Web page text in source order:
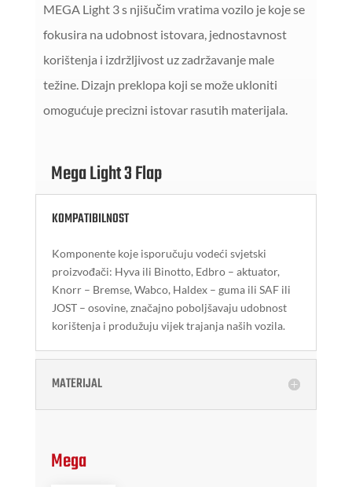
MEGA Light 3 s njišučim vratima vozilo je koje se
fokusira na udobnost istovara, jednostavnost
korištenja i izdržljivost uz zadržavanje male
težine. Dizajn preklopa koji se može ukloniti
omogućuje precizni istovar rasutih materijala.
Mega Light 3 Flap
KOMPATIBILNOST
Komponente koje isporučuju vodeći svjetski
proizvođači: Hyva ili Binotto, Edbro – aktuator,
Knorr – Bremse, Wabco, Haldex – guma ili SAF ili
JOST – osovine, značajno poboljšavaju udobnost
korištenja i produžuju vijek trajanja naših vozila.
MATERIJAL
Mega